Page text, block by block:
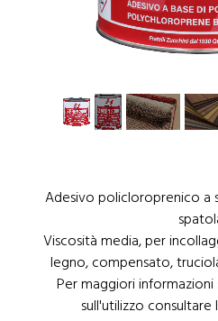
Adesivo policloroprenico a
Viscosità media, per
legno, compensato,
Per maggiori
sull'utilizzo consultare